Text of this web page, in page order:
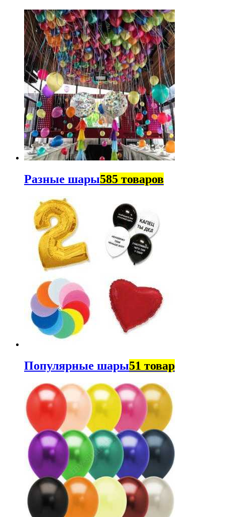
Разные шары585 товаров
Популярные шары51 товар